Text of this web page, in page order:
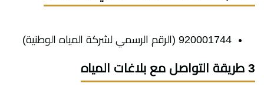
920001744 (الرقم الرسمي لشركة المياه الوطنية)
3 طريقة التواصل مع بلاغات المياه